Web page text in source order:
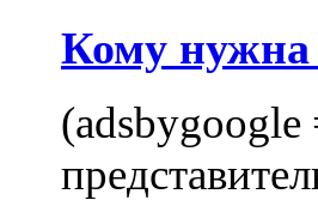
Кому нужна